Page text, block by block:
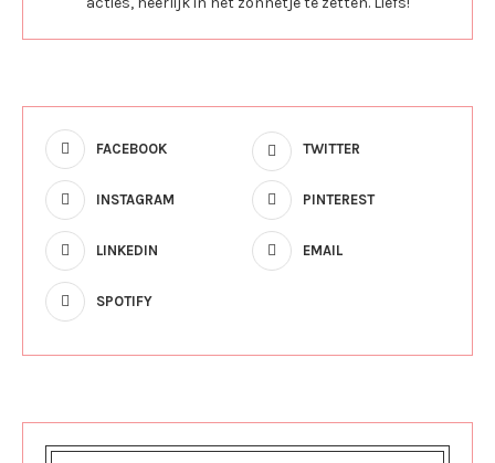
FACEBOOK TWITTER
INSTAGRAM PINTEREST
LINKEDIN EMAIL
SPOTIFY